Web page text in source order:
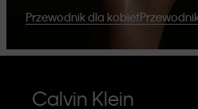
Przewodnik dla kobiet
Calvin Klein